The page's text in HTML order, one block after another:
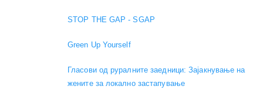
STOP THE GAP - SGAP
Green Up Yourself
Гласови од руралните заедници: Зајакнување на
жените за локално застапување